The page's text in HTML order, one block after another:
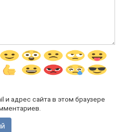
и адрес сайта в этом браузере